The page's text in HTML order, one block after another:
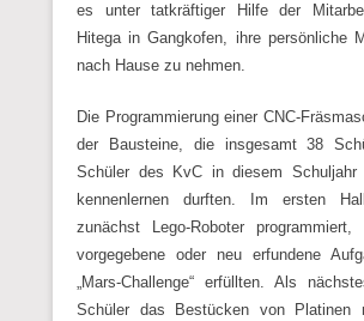
es unter tatkräftiger Hilfe der
Hitega in Gangkofen, ihre persönliche
nach Hause zu nehmen.
Die Programmierung einer CNC-
der Bausteine, die insgesamt 38
Schüler des KvC in diesem Schuljahr
kennenlernen durften. Im ersten
zunächst Lego-Roboter
vorgegebene oder neu erfundene
„Mars-Challenge“ erfüllten. Als
Schüler das Bestücken von Platinen